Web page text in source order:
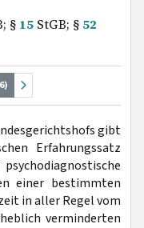
§ 15 StGB; § 52
gibt
Erfahrungssatz
einer bestimmten
in aller Regel vom
verminderten